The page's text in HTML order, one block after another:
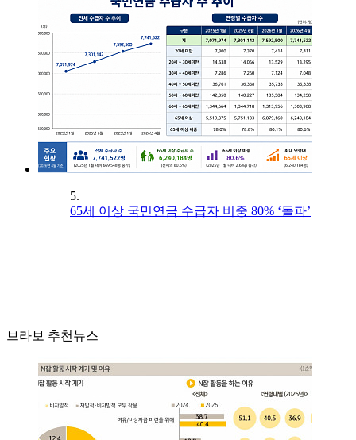
5.
65세 이상 국민연금 수급자 비중 80% ‘돌파’
브라보 추천뉴스